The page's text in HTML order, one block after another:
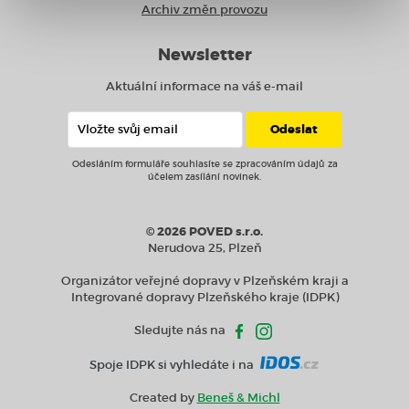
Archiv změn provozu
Newsletter
Aktuální informace na váš e-mail
Odesláním formuláře souhlasíte se zpracováním údajů za
účelem zasílání novinek.
© 2026 POVED s.r.o.
Nerudova 25, Plzeň
Organizátor veřejné dopravy v Plzeňském kraji a
Integrované dopravy Plzeňského kraje (IDPK)
Sledujte nás na
Spoje IDPK si vyhledáte i na
Created by Beneš & Michl